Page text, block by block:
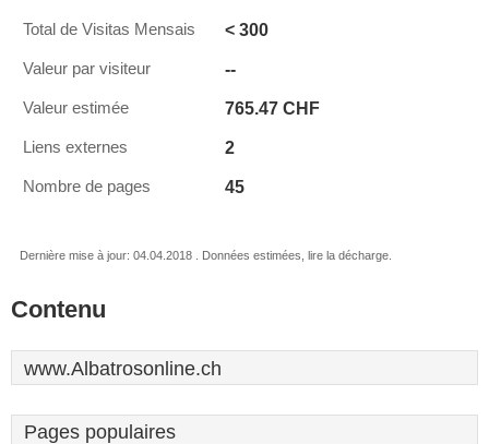
Total de Visitas Mensais < 300
Valeur par visiteur --
Valeur estimée 765.47 CHF
Liens externes 2
Nombre de pages 45
Dernière mise à jour: 04.04.2018 . Données estimées, lire la décharge.
Contenu
www.Albatrosonline.ch
Pages populaires